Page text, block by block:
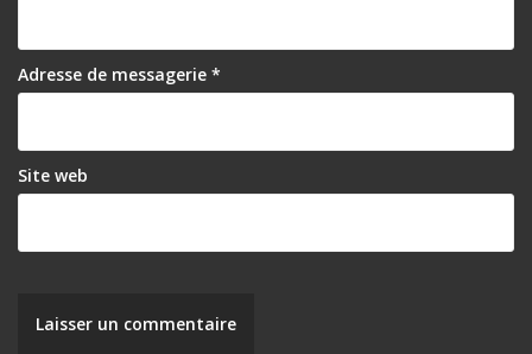
Adresse de messagerie *
Site web